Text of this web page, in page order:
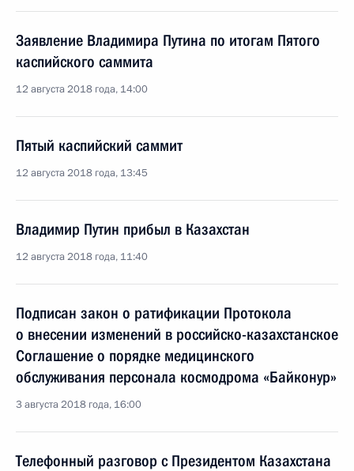
Заявление Владимира Путина по итогам Пятого
каспийского саммита
12 августа 2018 года, 14:00
Пятый каспийский саммит
12 августа 2018 года, 13:45
Владимир Путин прибыл в Казахстан
12 августа 2018 года, 11:40
Подписан закон о ратификации Протокола
о внесении изменений в российско-казахстанское
Соглашение о порядке медицинского
обслуживания персонала космодрома «Байконур»
3 августа 2018 года, 16:00
Телефонный разговор с Президентом Казахстана